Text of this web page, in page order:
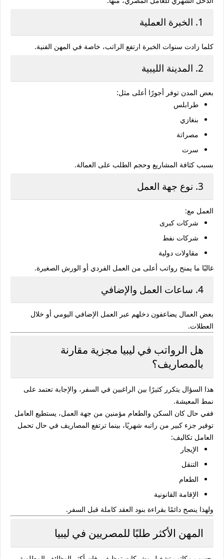
1. الخبرة العملية
كلما زادت سنوات الخبرة ارتفع الراتب، خاصة في المهن الفنية.
2. المدينة الليبية
بعض المدن توفر أجورًا أعلى مثل:
طرابلس
بنغازي
مصراتة
سرت
بسبب كثافة المشاريع وحجم الطلب على العمالة.
3. نوع جهة العمل
العمل مع:
شركات كبرى
شركات نفط
مقاولات دولية
غالبًا ما يمنح رواتب أعلى من العمل الفردي أو الورش الصغيرة.
4. ساعات العمل والإضافي
بعض العمال يضاعفون دخلهم عبر العمل الإضافي اليومي أو خلال
العطلات.
هل الرواتب في ليبيا مجزية مقارنة
بالمصاريف؟
هذا السؤال يتكرر كثيرًا بين الراغبين في السفر، والإجابة تعتمد على
نمط المعيشة.
ففي حال كان السكن والطعام مؤمنين من جهة العمل، يستطيع العامل
توفير جزء كبير من راتبه شهريًا، بينما ترتفع المصاريف في حال تحمل
العامل تكاليف:
الإيجار
التنقل
الطعام
الإقامة القانونية
ولهذا ينصح دائمًا بقراءة بنود العقد كاملة قبل السفر.
المهن الأكثر طلبًا للمصريين في ليبيا